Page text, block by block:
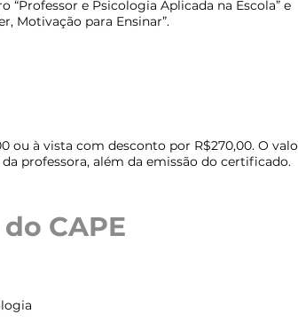
“Professor e Psicologia Aplicada na Escola” e
Motivação para Ensinar”.
ou à vista com desconto por R$270,00. O
professora, além da emissão do certificado.
CAPE